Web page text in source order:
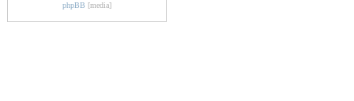
phpBB [media]